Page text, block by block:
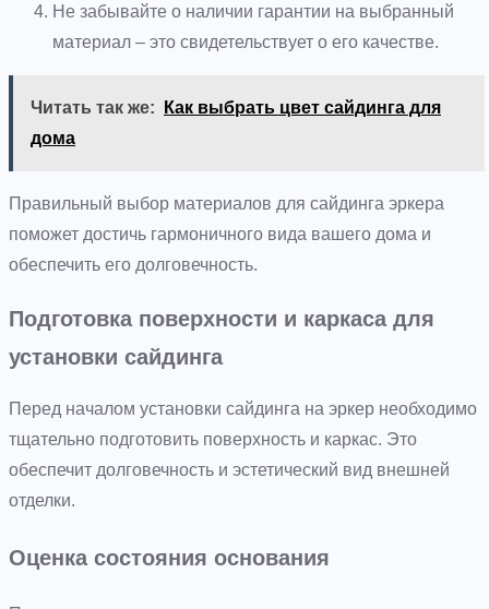
Не забывайте о наличии гарантии на выбранный
материал – это свидетельствует о его качестве.
Читать так же:
Как выбрать цвет сайдинга для
дома
Правильный выбор материалов для сайдинга эркера
поможет достичь гармоничного вида вашего дома и
обеспечить его долговечность.
Подготовка поверхности и каркаса для
установки сайдинга
Перед началом установки сайдинга на эркер необходимо
тщательно подготовить поверхность и каркас. Это
обеспечит долговечность и эстетический вид внешней
отделки.
Оценка состояния основания